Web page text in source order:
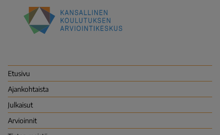
(Karvi)
Etusivu
Ajankohtaista
Julkaisut
Arvioinnit